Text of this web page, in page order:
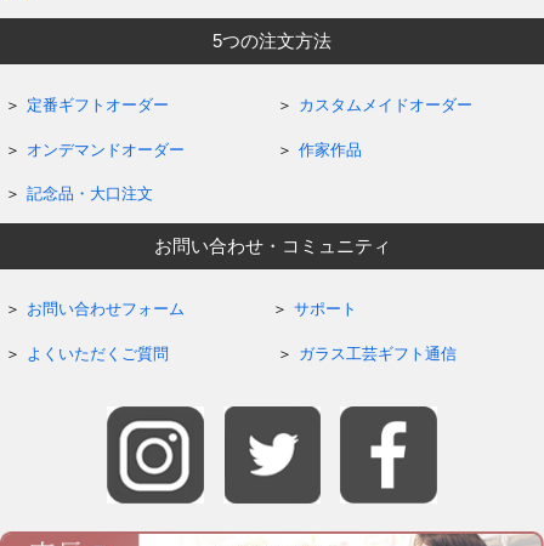
5つの注文方法
定番ギフトオーダー カスタムメイドオーダー
オンデマンドオーダー 作家作品
記念品・大口注文
お問い合わせ・コミュニティ
お問い合わせフォーム サポート
よくいただくご質問 ガラス工芸ギフト通信